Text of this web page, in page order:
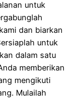
untuk
dan biarkan
untuk
dalam satu
memberikan
mengikuti
Mulailah